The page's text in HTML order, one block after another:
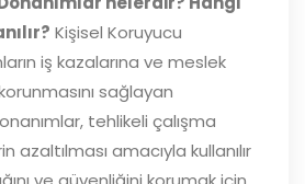
Kişisel Koruyucu
iş kazalarına ve meslek
sağlayan
tehlikeli çalışma
azaltılması amacıyla kullanılır